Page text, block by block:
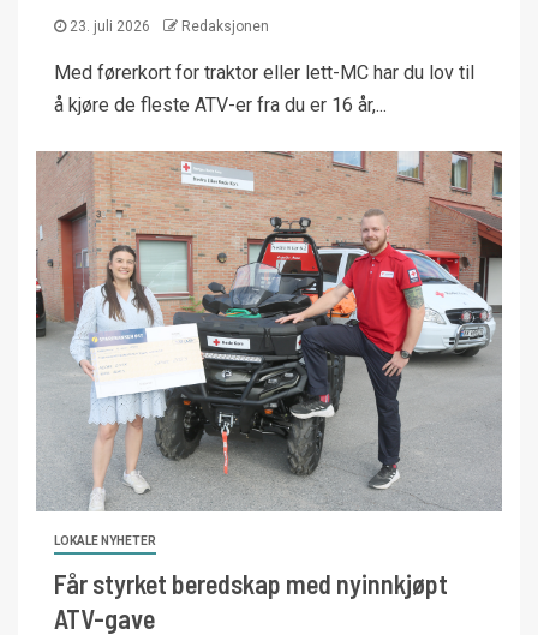
23. juli 2026 Redaksjonen
Med førerkort for traktor eller lett-MC har du lov til
å kjøre de fleste ATV-er fra du er 16 år,...
LOKALE NYHETER
Får styrket beredskap med nyinnkjøpt
ATV-gave